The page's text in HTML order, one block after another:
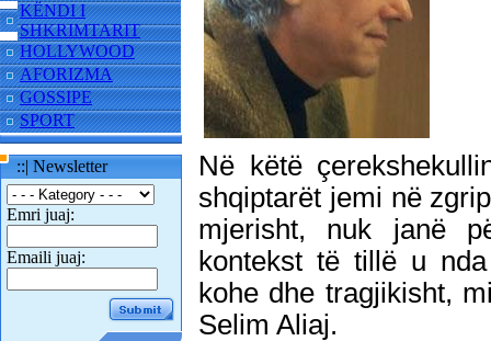
KËNDI I
SHKRIMTARIT
HOLLYWOOD
AFORIZMA
GOSSIPE
SPORT
::| Newsletter
Emri juaj:
Emaili juaj:
Në këtë
shqiptarët jemi në
mjerisht, nuk janë
kontekst të tillë u
kohe dhe tragjikisht,
Selim Aliaj.